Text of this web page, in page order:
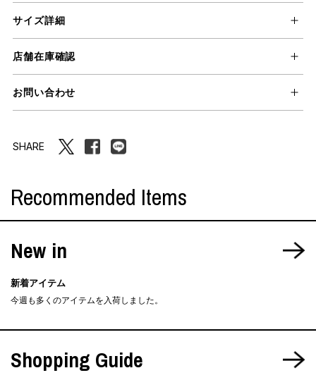
サイズ詳細
店舗在庫確認
お問い合わせ
SHARE
Recommended Items
New in
新着アイテム
今週も多くのアイテムを入荷しました。
Shopping Guide